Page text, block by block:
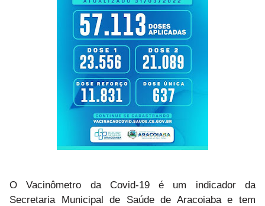
O Vacinômetro da Covid-19 é um indicador da
Secretaria Municipal de Saúde de Aracoiaba e tem